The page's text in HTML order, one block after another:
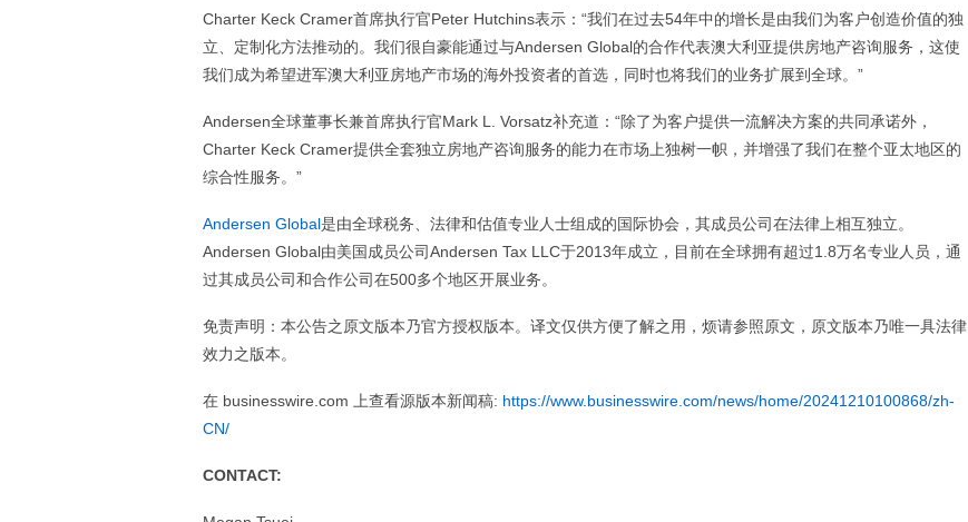
Charter Keck Cramer首席执行官Peter Hutchins表示：“我们在过去54年中的增长是由我们为客户创造价值的独
立、定制化方法推动的。我们很自豪能通过与Andersen Global的合作代表澳大利亚提供房地产咨询服务，这使
我们成为希望进军澳大利亚房地产市场的海外投资者的首选，同时也将我们的业务扩展到全球。”
Andersen全球董事长兼首席执行官Mark L. Vorsatz补充道：“除了为客户提供一流解决方案的共同承诺外，
Charter Keck Cramer提供全套独立房地产咨询服务的能力在市场上独树一帜，并增强了我们在整个亚太地区的
综合性服务。”
Andersen Global是由全球税务、法律和估值专业人士组成的国际协会，其成员公司在法律上相互独立。
Andersen Global由美国成员公司Andersen Tax LLC于2013年成立，目前在全球拥有超过1.8万名专业人员，通
过其成员公司和合作公司在500多个地区开展业务。
免责声明：本公告之原文版本乃官方授权版本。译文仅供方便了解之用，烦请参照原文，原文版本乃唯一具法律
效力之版本。
在 businesswire.com 上查看源版本新闻稿: https://www.businesswire.com/news/home/20241210100868/zh-
CN/
CONTACT: